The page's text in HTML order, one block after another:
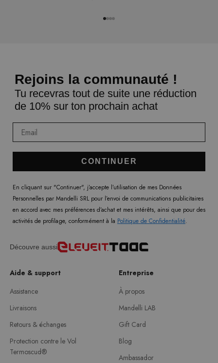
Rejoins la communauté !
Tu recevras tout de suite une réduction
de 10% sur ton prochain achat
Email
CONTINUER
En cliquant sur "Continuer", j’accepte l’utilisation de mes Données
Personnelles par Mandelli SRL pour l’envoi de communications publicitaires
en accord avec mes préférences d’achat et mes intérêts, ainsi que pour des
activités de profilage, conformément à la Politique de Confidentialité.
Découvre aussi
Aide & support
Assistance
Livraisons
Retours & échanges
Protection contre le Vol
Termoscud®
Entreprise
À propos
Mandelli LAB
Gift Card
Blog
Ambassador